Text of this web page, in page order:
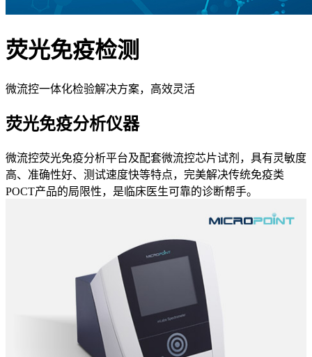
荧光免疫检测
微流控一体化检验解决方案，高效灵活
荧光免疫分析仪器
微流控荧光免疫分析平台及配套微流控芯片试剂，具有灵敏度
高、准确性好、测试速度快等特点，完美解决传统免疫类
POCT产品的局限性，是临床医生可靠的诊断帮手。